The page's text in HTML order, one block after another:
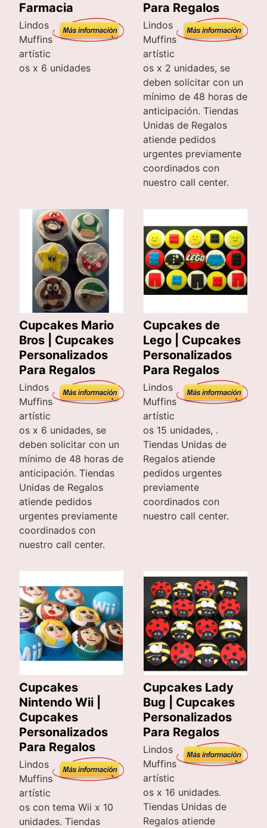
Farmacia
Lindos
Muffins
artístic
os x 6 unidades
Para Regalos
Lindos
Muffins
artístic
os x 2 unidades, se
deben solicitar con un
mínimo de 48 horas de
anticipación. Tiendas
Unidas de Regalos
atiende pedidos
urgentes previamente
coordinados con
nuestro call center.
Cupcakes Mario
Bros | Cupcakes
Personalizados
Para Regalos
Lindos
Muffins
artístic
os x 6 unidades, se
deben solicitar con un
mínimo de 48 horas de
anticipación. Tiendas
Unidas de Regalos
atiende pedidos
urgentes previamente
coordinados con
nuestro call center.
Cupcakes de
Lego | Cupcakes
Personalizados
Para Regalos
Lindos
Muffins
artístic
os 15 unidades, .
Tiendas Unidas de
Regalos atiende
pedidos urgentes
previamente
coordinados con
nuestro call center.
Cupcakes
Nintendo Wii |
Cupcakes
Personalizados
Para Regalos
Lindos
Muffins
artístic
os con tema Wii x 10
unidades. Tiendas
Cupcakes Lady
Bug | Cupcakes
Personalizados
Para Regalos
Lindos
Muffins
artístic
os x 16 unidades.
Tiendas Unidas de
Regalos atiende